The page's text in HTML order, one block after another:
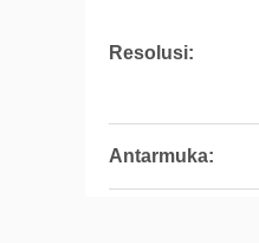
Resolusi:
Antarmuka: